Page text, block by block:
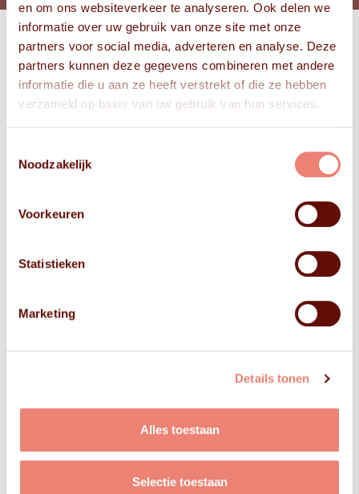
en om ons websiteverkeer te analyseren. Ook delen we
informatie over uw gebruik van onze site met onze
partners voor social media, adverteren en analyse. Deze
partners kunnen deze gegevens combineren met andere
informatie die u aan ze heeft verstrekt of die ze hebben
verzameld op basis van uw gebruik van hun services.
Noodzakelijk
Voorkeuren
Statistieken
Marketing
Details tonen
Alles toestaan
Selectie toestaan
Bekijk
FOTO'S